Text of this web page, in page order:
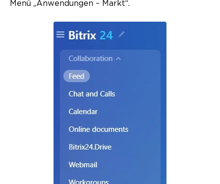
Menü „Anwendungen – Markt“.